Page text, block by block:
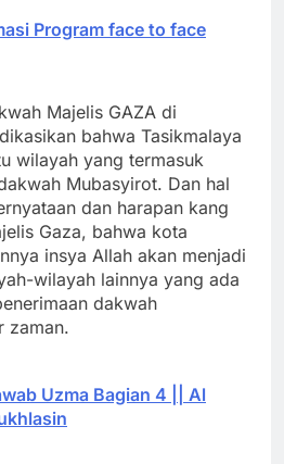
Program face to face
Majelis GAZA di
bahwa Tasikmalaya
wilayah yang termasuk
Mubasyirot. Dan hal
dan harapan kang
Gaza, bahwa kota
insya Allah akan menjadi
wilayah lainnya yang ada
dakwah
zaman.
Uzma Bagian 4 || Al